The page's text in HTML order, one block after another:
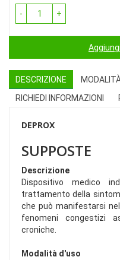
- +
DESCRIZIONE
RICHIEDI INFORMAZIONI
DEPROX
SUPPOSTE
Descrizione
Dispositivo medico
trattamento della
che può manifestarsi
fenomeni congestizi
croniche.
Modalità d'uso